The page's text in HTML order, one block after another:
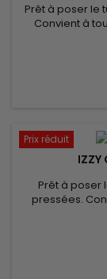
Prêt à poser le
Convient à
comme un
confort inégalé
Prix réduit
IZZY
Prêt à poser
pressées.
suffit de
votre style !